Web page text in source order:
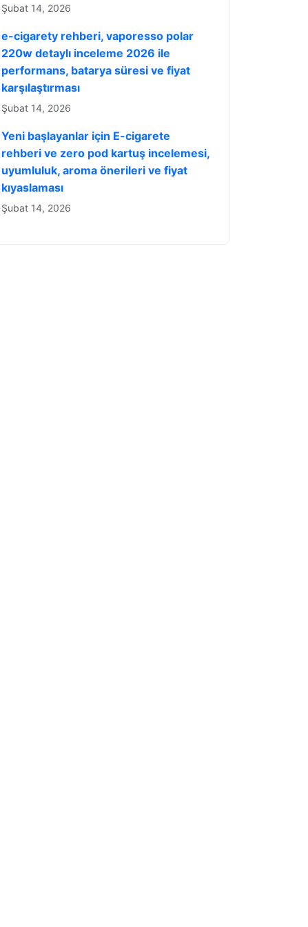
Şubat 14, 2026
e-cigarety rehberi, vaporesso polar
220w detaylı inceleme 2026 ile
performans, batarya süresi ve fiyat
karşılaştırması
Şubat 14, 2026
Yeni başlayanlar için E-cigarete
rehberi ve zero pod kartuş incelemesi,
uyumluluk, aroma önerileri ve fiyat
kıyaslaması
Şubat 14, 2026